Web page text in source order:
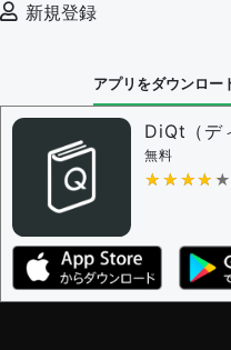
新規登録
アプリをダウンロー
DiQt（デ
無料
★★★★★
★★★★★